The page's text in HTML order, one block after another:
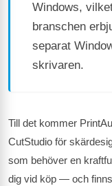
Windows,
branschen
separat
skrivaren.
Till det kommer
CutStudio för
som behöver en
dig vid köp — och